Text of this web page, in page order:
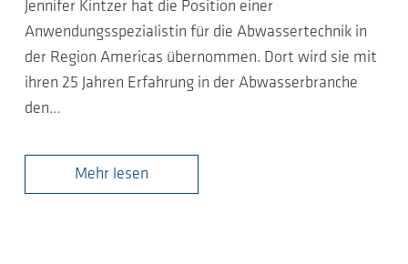
Jennifer Kintzer hat die Position einer
Anwendungsspezialistin für die Abwassertechnik in
der Region Americas übernommen. Dort wird sie mit
ihren 25 Jahren Erfahrung in der Abwasserbranche
den…
Mehr lesen